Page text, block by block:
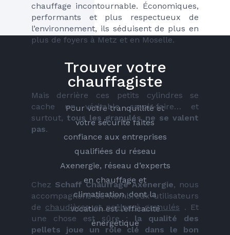
chauffage incontournable. Économiques,
performants et plus respectueux de
l’environnement, ils séduisent de plus en
plus de foyers à Metz et en Moselle.
Mais derrière ces petits cylindres se
cache un véritable savoir-faire… et
surtout, tous les granulés ne se valent
pas.
Chez Schaff Chauffage Axenergie, nous
accompagnons de nombreux utilisateurs
de chaudières et poêles à granulés . Et
une chose est sûre : la qualité des
pellets joue un rôle clé dans le bon
Trouver votre
chauffagiste
Pour votre tranquillité et
votre sécurité faites
confiance aux entreprises
qualifiées du réseau
Axenergie, réseau d’experts
en chauffage et
climatisation, dont la
vocation est l’efficacité
énergétique